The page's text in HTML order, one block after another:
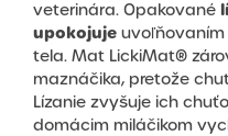
veterinára. Opakované
upokojuje uvoľňovaním
tela. Mat LickiMat®
maznáčika, pretože
Lízanie zvyšuje ich
domácim miláčikom